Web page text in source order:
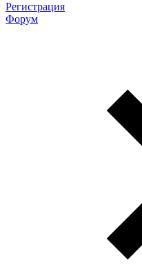
Регистрация
Форум